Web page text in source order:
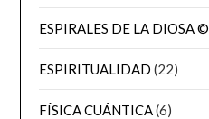
ESPIRALES DE LA DIOSA ©
ESPIRITUALIDAD (22)
FÍSICA CUÁNTICA(6)